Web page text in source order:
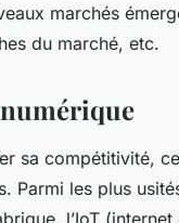
marchés
du marché, etc.
sa compétitivité,
Parmi les plus
l’IoT